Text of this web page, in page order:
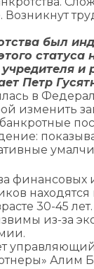
был
статуса
и
Петр
в
изменить
финансовых
находятся
30-45
из-за
Алим